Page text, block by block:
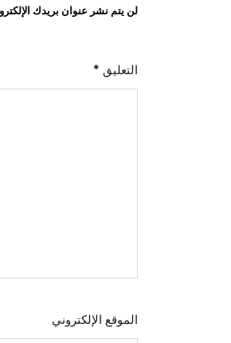
لن يتم نشر عنوان بريدك
التعليق *
الموقع الإلكتروني